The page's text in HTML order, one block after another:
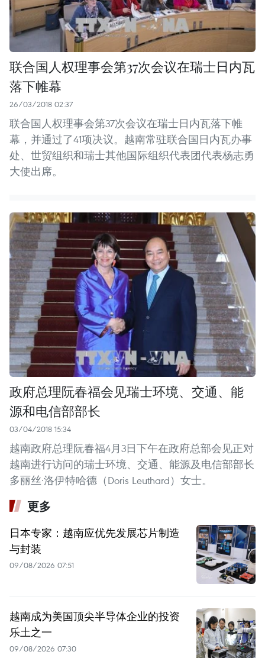
联合国人权理事会第37次会议在瑞士日内瓦
落下帷幕
26/03/2018 02:37
联合国人权理事会第37次会议在瑞士日内瓦落下帷
幕，并通过了41项决议。越南常驻联合国日内瓦办事
处、世贸组织和瑞士其他国际组织代表团代表杨志勇
大使出席。
政府总理阮春福会见瑞士环境、交通、能
源和电信部部长
03/04/2018 15:34
越南政府总理阮春福4月3日下午在政府总部会见正对
越南进行访问的瑞士环境、交通、能源及电信部部长
多丽丝·洛伊特哈德（Doris Leuthard）女士。
更多
日本专家：越南应优先发展芯片制造
与封装
09/08/2026 07:51
越南成为美国顶尖半导体企业的投资
乐土之一
09/08/2026 07:30